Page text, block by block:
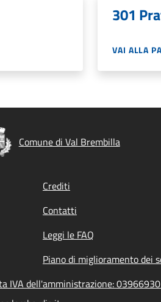
301
VAI ALLA
Comune di Val Brembilla
Crediti
Contatti
Leggi le FAQ
Piano di miglioramento dei
IVA dell'amministrazione: